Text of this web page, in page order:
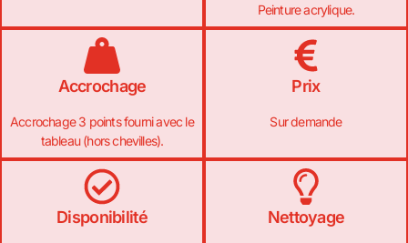
Peinture acrylique.
Accrochage
Accrochage 3 points fourni avec le
tableau (hors chevilles).
Prix
Sur demande
Disponibilité Nettoyage